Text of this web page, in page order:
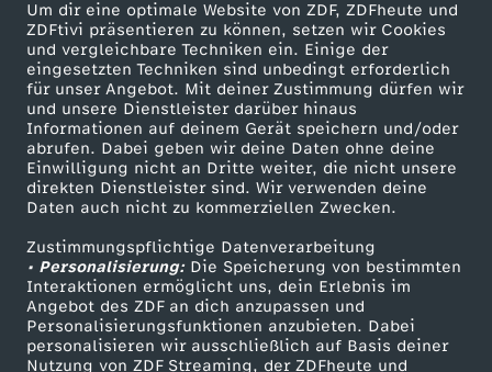
Um dir eine optimale Website von ZDF, ZDFheute und
ZDFtivi präsentieren zu können, setzen wir Cookies
und vergleichbare Techniken ein. Einige der
eingesetzten Techniken sind unbedingt erforderlich
für unser Angebot. Mit deiner Zustimmung dürfen wir
und unsere Dienstleister darüber hinaus
Informationen auf deinem Gerät speichern und/oder
abrufen. Dabei geben wir deine Daten ohne deine
Einwilligung nicht an Dritte weiter, die nicht unsere
direkten Dienstleister sind. Wir verwenden deine
Daten auch nicht zu kommerziellen Zwecken.
Zustimmungspflichtige Datenverarbeitung
• Personalisierung:Die Speicherung von bestimmten
Interaktionen ermöglicht uns, dein Erlebnis im
Angebot des ZDF an dich anzupassen und
Personalisierungsfunktionen anzubieten. Dabei
personalisieren wir ausschließlich auf Basis deiner
Nutzung von ZDF Streaming, der ZDFheute und
:
I
s
t
d
i
e
Mehr ZDF
ZDF-Apps
Smart TV
ZDFtext
Livestreams
Sendungen A-Z
TV-Programm
Service
ZDFmitreden
Kontakt zum ZDF
Tickets
Zuschauerservice
Hilfe